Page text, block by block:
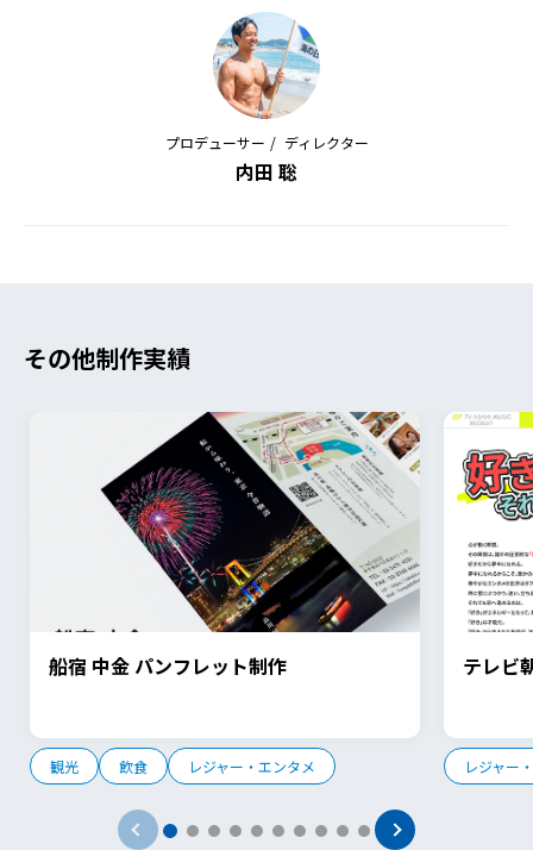
プロデューサー ディレクター
内田 聡
その他制作実績
船宿 中金 パンフレット制作
観光 飲食 レジャー・エンタメ
テレビ
レジャー